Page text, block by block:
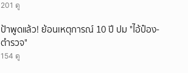
201 ดู
ป้าพูดแล้ว! ย้อนเหตุการณ์ 10 ปี ปม "ไอ้ป๋อง-
ตำรวจ"
154 ดู